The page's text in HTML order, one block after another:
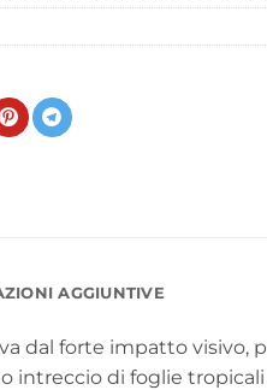
AGGIUNTIVE
dal forte impatto
di foglie